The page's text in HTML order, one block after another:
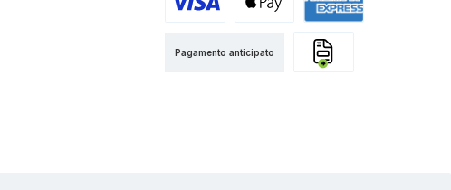
Pagamento anticipato